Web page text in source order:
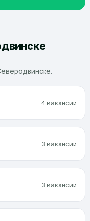
4 вакансии
3 вакансии
3 вакансии